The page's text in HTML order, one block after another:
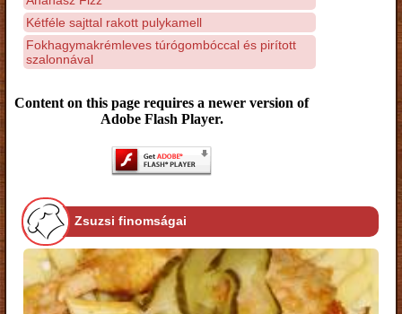
Kétféle sajttal rakott pulykamell
Fokhagymakrémleves túrógombóccal és pirított
szalonnával
Content on this page requires a newer version of
Adobe Flash Player.
Zsuzsi finomságai